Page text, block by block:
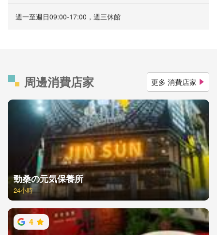
週一至週日09:00-17:00，週三休館
周邊消費店家 更多 消費店家
勁桑の元気保養所
24小時
4